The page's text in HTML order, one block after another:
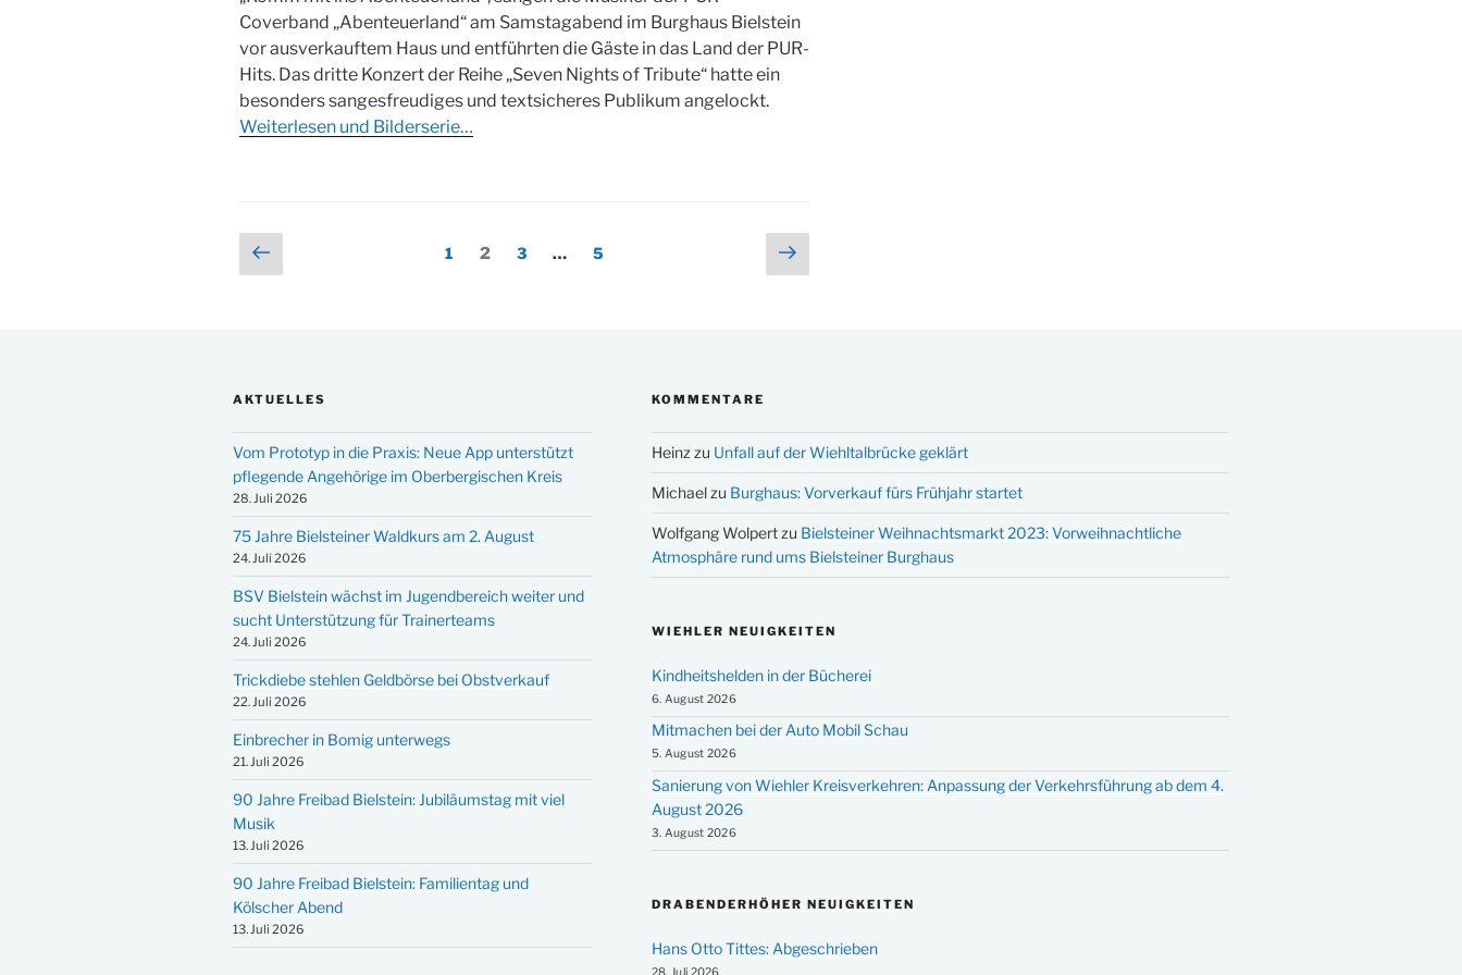
Coverband „Abenteuerland“ am Samstagabend im Burghaus Bielstein
vor ausverkauftem Haus und entführten die Gäste in das Land der PUR-
Hits. Das dritte Konzert der Reihe „Seven Nights of Tribute“ hatte ein
besonders sangesfreudiges und textsicheres Publikum angelockt.
Weiterlesen und Bilderserie…
Seitennummerierung
Vorherige
Seite
Seite
1 Seite
2 Seite
3 … Seite
5
Nächste
Seite
AKTUELLES
Vom Prototyp in die Praxis: Neue App unterstützt
pflegende Angehörige im Oberbergischen Kreis
28. Juli 2026
75 Jahre Bielsteiner Waldkurs am 2. August
24. Juli 2026
BSV Bielstein wächst im Jugendbereich weiter und
sucht Unterstützung für Trainerteams
24. Juli 2026
Trickdiebe stehlen Geldbörse bei Obstverkauf
22. Juli 2026
Einbrecher in Bomig unterwegs
21. Juli 2026
90 Jahre Freibad Bielstein: Jubiläumstag mit viel
Musik
13. Juli 2026
90 Jahre Freibad Bielstein: Familientag und
Kölscher Abend
13. Juli 2026
KOMMENTARE
Heinz zu Unfall auf der Wiehltalbrücke geklärt
Michaelzu Burghaus: Vorverkauf fürs Frühjahr startet
Wolfgang Wolpertzu Bielsteiner Weihnachtsmarkt 2023: Vorweihnachtliche
Atmosphäre rund ums Bielsteiner Burghaus
WIEHLER NEUIGKEITEN
Kindheitshelden in der Bücherei
6. August 2026
Mitmachen bei der Auto Mobil Schau
5. August 2026
Sanierung von Wiehler Kreisverkehren: Anpassung der Verkehrsführung ab dem 4.
August 2026
3. August 2026
DRABENDERHÖHER NEUIGKEITEN
Hans Otto Tittes: Abgeschrieben
28. Juli 2026